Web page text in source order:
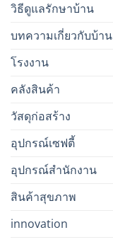
วิธีดูแลรักษาบ้าน
บทความเกี่ยวกับบ้าน
โรงงาน
คลังสินค้า
วัสดุก่อสร้าง
อุปกรณ์เซฟตี้
อุปกรณ์สำนักงาน
สินค้าสุขภาพ
innovation